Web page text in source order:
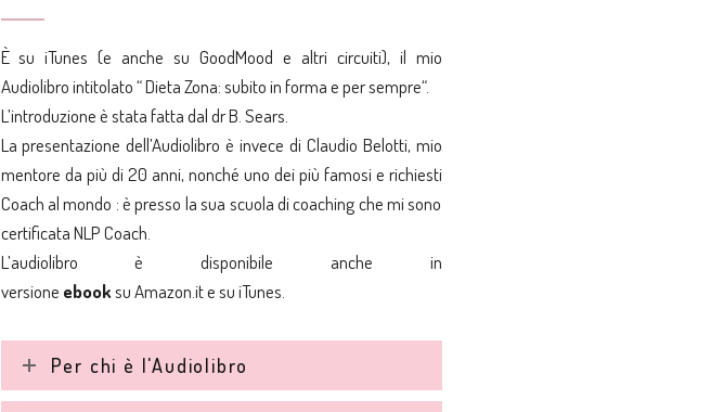
È su iTunes (e anche su GoodMood e altri circuiti), il mio
Audiolibro intitolato “Dieta Zona: subito in forma e per sempre“.
L’introduzione è stata fatta dal dr B. Sears.
La presentazione dell’Audiolibro è invece di Claudio Belotti, mio
mentore da più di 20 anni, nonché uno dei più famosi e richiesti
Coach al mondo : è presso la sua scuola di coaching che mi sono
certificata NLP Coach.
L’audiolibro è disponibile anche in
versione ebooksuAmazon.ite suiTunes
Per chi è l'Audiolibro